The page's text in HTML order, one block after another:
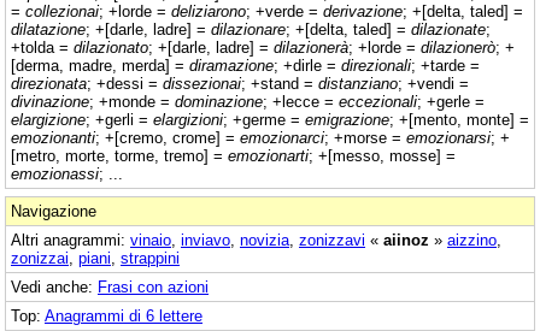
= collezionai; +lorde = deliziarono; +verde = derivazione; +[delta, taled] =
dilatazione; +[darle, ladre] = dilazionare; +[delta, taled] = dilazionate;
+tolda = dilazionato; +[darle, ladre] = dilazionerà; +lorde = dilazionerò; +
[derma, madre, merda] = diramazione; +dirle = direzionali; +tarde =
direzionata; +dessi = dissezionai; +stand = distanziano; +vendi =
divinazione; +monde = dominazione; +lecce = eccezionali; +gerle =
elargizione; +gerli = elargizioni; +germe = emigrazione; +[mento, monte] =
emozionanti; +[cremo, crome] = emozionarci; +morse = emozionarsi; +
[metro, morte, torme, tremo] = emozionarti; +[messo, mosse] =
emozionassi; ...
Navigazione
Altri anagrammi: vinaio inviavo novizia zonizzavi « aiinoz » aizzino
zonizzai piani strappini
Vedi anche: Frasi con azioni
Top: Anagrammi di 6 lettere